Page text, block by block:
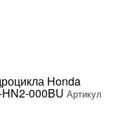
Honda
000BU Артикул